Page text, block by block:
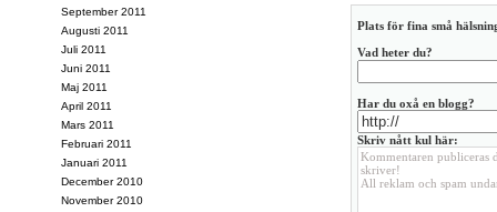
Plats för fina små
Vad heter du?
Har du oxå en blogg?
Skriv nått kul här:
September 2011
Augusti 2011
Juli 2011
Juni 2011
Maj 2011
April 2011
Mars 2011
Februari 2011
Januari 2011
December 2010
November 2010